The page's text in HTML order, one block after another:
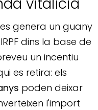
genera un guany
dins la base de
un incentiu
es retira: els
poden deixar
l'import